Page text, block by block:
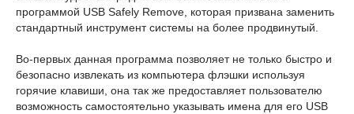
программой USB Safely Remove, которая призвана заменить
стандартный инструмент системы на более продвинутый.
Во-первых данная программа позволяет не только быстро и
безопасно извлекать из компьютера флэшки используя
горячие клавиши, она так же предоставляет пользователю
возможность самостоятельно указывать имена для его USB